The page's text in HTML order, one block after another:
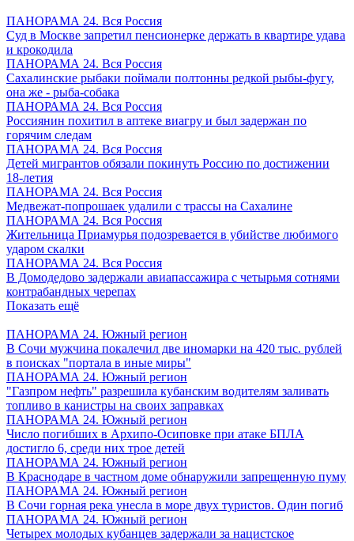
ПАНОРАМА 24. Вся Россия
Суд в Москве запретил пенсионерке держать в квартире удава
и крокодила
ПАНОРАМА 24. Вся Россия
Сахалинские рыбаки поймали полтонны редкой рыбы-фугу,
она же - рыба-собака
ПАНОРАМА 24. Вся Россия
Россиянин похитил в аптеке виагру и был задержан по
горячим следам
ПАНОРАМА 24. Вся Россия
Детей мигрантов обязали покинуть Россию по достижении
18-летия
ПАНОРАМА 24. Вся Россия
Медвежат-попрошаек удалили с трассы на Сахалине
ПАНОРАМА 24. Вся Россия
Жительница Приамурья подозревается в убийстве любимого
ударом скалки
ПАНОРАМА 24. Вся Россия
В Домодедово задержали авиапассажира с четырьмя сотнями
контрабандных черепах
Показать ещё
ПАНОРАМА 24. Южный регион
В Сочи мужчина покалечил две иномарки на 420 тыс. рублей
в поисках "портала в иные миры"
ПАНОРАМА 24. Южный регион
"Газпром нефть" разрешила кубанским водителям заливать
топливо в канистры на своих заправках
ПАНОРАМА 24. Южный регион
Число погибших в Архипо-Осиповке при атаке БПЛА
достигло 6, среди них трое детей
ПАНОРАМА 24. Южный регион
В Краснодаре в частном доме обнаружили запрещенную пуму
ПАНОРАМА 24. Южный регион
В Сочи горная река унесла в море двух туристов. Один погиб
ПАНОРАМА 24. Южный регион
Четырех молодых кубанцев задержали за нацистское